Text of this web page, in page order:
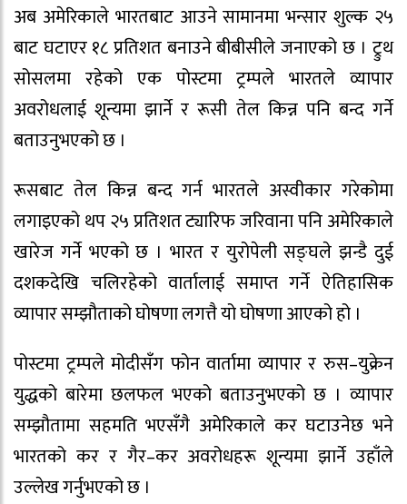
अब अमेरिकाले भारतबाट आउने सामानमा भन्सार शुल्क २५
बाट घटाएर १८ प्रतिशत बनाउने बीबीसीले जनाएको छ । ट्रुथ
सोसलमा रहेको एक पोस्टमा ट्रम्पले भारतले व्यापार
अवरोधलाई शून्यमा झार्ने र रूसी तेल किन्न पनि बन्द गर्ने
बताउनुभएको छ ।
रूसबाट तेल किन्न बन्द गर्न भारतले अस्वीकार गरेकोमा
लगाइएको थप २५ प्रतिशत ट्यारिफ जरिवाना पनि अमेरिकाले
खारेज गर्ने भएको छ । भारत र युरोपेली सङ्घले झन्डै दुई
दशकदेखि चलिरहेको वार्तालाई समाप्त गर्ने ऐतिहासिक
व्यापार सम्झौताको घोषणा लगत्तै यो घोषणा आएको हो ।
पोस्टमा ट्रम्पले मोदीसँग फोन वार्तामा व्यापार र रुस–युक्रेन
युद्धको बारेमा छलफल भएको बताउनुभएको छ । व्यापार
सम्झौतामा सहमति भएसँगै अमेरिकाले कर घटाउनेछ भने
भारतको कर र गैर–कर अवरोधहरू शून्यमा झार्ने उहाँले
उल्लेख गर्नुभएको छ ।